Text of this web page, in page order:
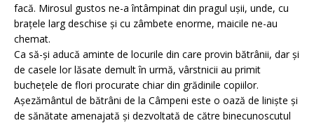
facă. Mirosul gustos ne-a întâmpinat din pragul ușii, unde, cu
brațele larg deschise și cu zâmbete enorme, maicile ne-au
chemat.
Ca să-și aducă aminte de locurile din care provin bătrânii, dar și
de casele lor lăsate demult în urmă, vârstnicii au primit
buchețele de flori procurate chiar din grădinile copiilor.
Așezământul de bătrâni de la Câmpeni este o oază de liniște și
de sănătate amenajată și dezvoltată de către binecunoscutul